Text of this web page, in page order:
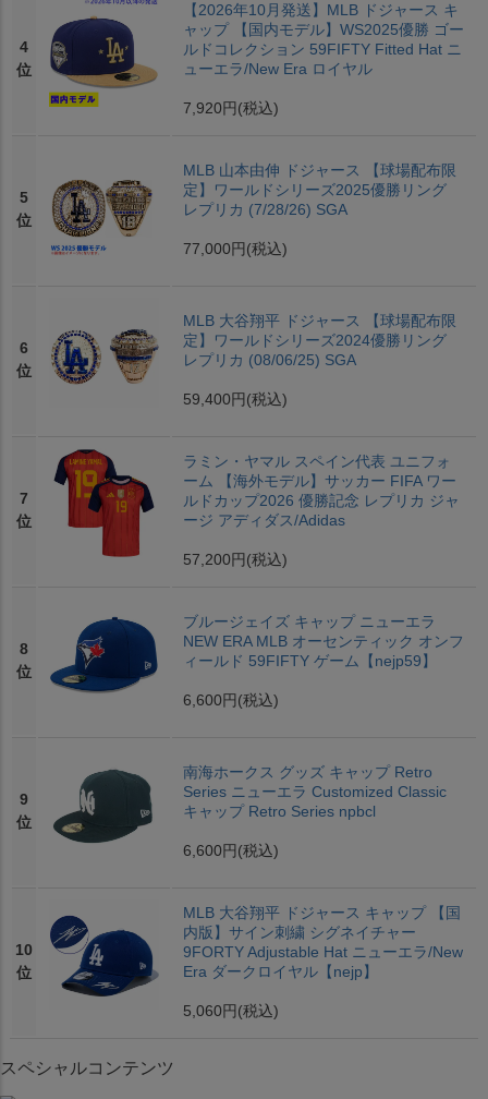
4
位
【2026年10月発送】MLB ドジャース キ
ャップ 【国内モデル】WS2025優勝 ゴー
ルドコレクション 59FIFTY Fitted Hat ニ
ューエラ/New Era ロイヤル
7,920円 (税込)
5
位
MLB 山本由伸 ドジャース 【球場配布限
定】ワールドシリーズ2025優勝リング
レプリカ (7/28/26) SGA
77,000円 (税込)
6
位
MLB 大谷翔平 ドジャース 【球場配布限
定】ワールドシリーズ2024優勝リング
レプリカ (08/06/25) SGA
59,400円 (税込)
7
位
ラミン・ヤマル スペイン代表 ユニフォ
ーム 【海外モデル】サッカー FIFA ワー
ルドカップ2026 優勝記念 レプリカ ジャ
ージ アディダス/Adidas
57,200円 (税込)
8
位
ブルージェイズ キャップ ニューエラ
NEW ERA MLB オーセンティック オンフ
ィールド 59FIFTY ゲーム【nejp59】
6,600円 (税込)
9
位
南海ホークス グッズ キャップ Retro
Series ニューエラ Customized Classic
キャップ Retro Series npbcl
6,600円 (税込)
10
位
MLB 大谷翔平 ドジャース キャップ 【国
内版】サイン刺繍 シグネイチャー
9FORTY Adjustable Hat ニューエラ/New
Era ダークロイヤル【nejp】
5,060円 (税込)
スペシャルコンテンツ